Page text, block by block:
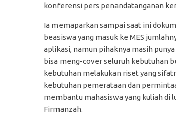
konferensi pers penandatanganan
Ia memaparkan sampai saat ini
beasiswa yang masuk ke MES
aplikasi, namun pihaknya masih
bisa meng-cover seluruh kebutuhan
kebutuhan melakukan riset yang
kebutuhan pemerataan dan
membantu mahasiswa yang kuliah di
Firmanzah.